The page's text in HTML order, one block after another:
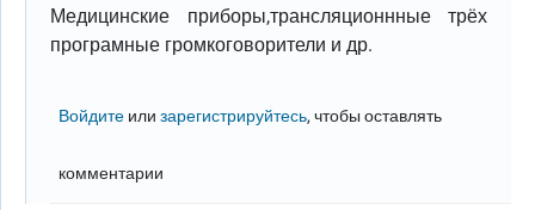
Медицинские приборы,трансляционнные трёх
програмные громкоговорители и др.
Войдите илизарегистрируйтесь, чтобы оставлять
комментарии